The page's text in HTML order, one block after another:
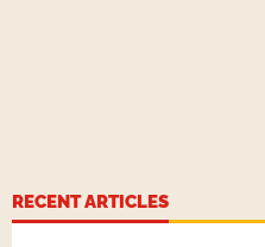
RECENT ARTICLES